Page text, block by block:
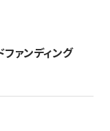
ァンディング